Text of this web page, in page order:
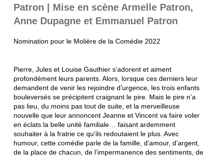
Patron | Mise en scène Armelle Patron,
Anne Dupagne et Emmanuel Patron
Nomination pour le Molière de la Comédie 2022
Pierre, Jules et Louise Gauthier s’adorent et aiment
profondément leurs parents. Alors, lorsque ces derniers leur
demandent de venir les rejoindre d’urgence, les trois enfants
bouleversés se précipitent craignant le pire. Mais le pire n’a
pas lieu, du moins pas tout de suite, et la merveilleuse
nouvelle que leur annoncent Jeanne et Vincent va faire voler
en éclats la belle unité familiale… faisant ardemment
souhaiter à la fratrie ce qu’ils redoutaient le plus. Avec
humour, cette comédie parle de la famille, d’amour, d’argent,
de la place de chacun, de l’impermanence des sentiments, de